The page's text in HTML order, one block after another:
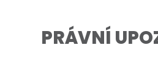
PRÁVNÍ